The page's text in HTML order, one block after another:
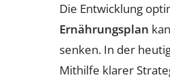
Die Entwicklung
Ernährungsplan
senken. In der
Mithilfe klarer